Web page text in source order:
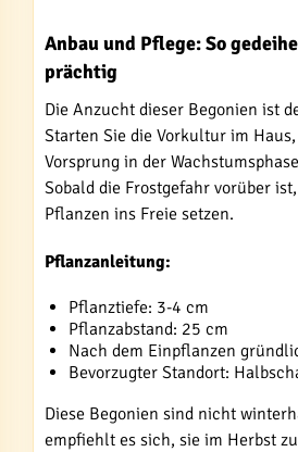
Anbau und Pflege: So
prächtig
Die Anzucht dieser Begonien ist
Starten Sie die Vorkultur im
Vorsprung in der
Sobald die Frostgefahr vorüber
Pflanzen ins Freie setzen.
Pflanzanleitung:
Pflanztiefe: 3-4 cm
Pflanzabstand: 25 cm
Nach dem Einpflanzen
Bevorzugter Standort:
Diese Begonien sind nicht
empfiehlt es sich, sie im Herbst